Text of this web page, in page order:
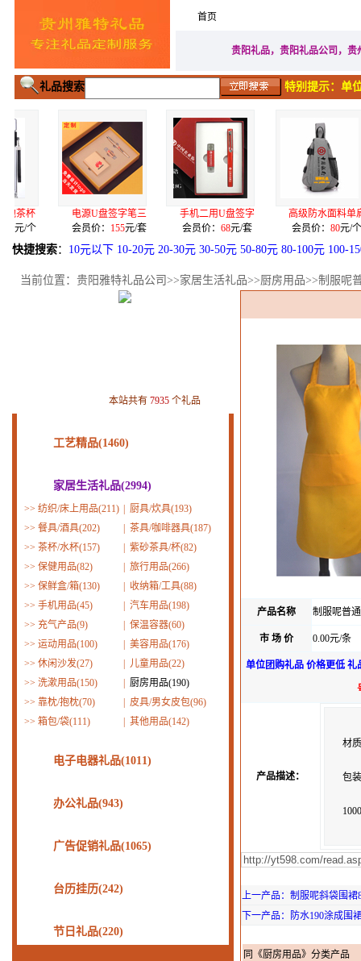
首页
贵阳礼品，贵阳礼品公司，
礼品搜索 特别提示：单
源U盘签字笔三
员价：155
手机二用U盘签字
会员价：68
高级防水面料单肩
会员价：
一级骨
会员价：
快捷搜索： 10元以下 10-20元 20-30元 30-50元 50-80元 80-100元 100-
当前位置： 贵阳雅特礼品公司 >>家居生活礼品>>厨房用品>>制服呢
产品名称 制服呢普
市 场 价 0.00元/条
单位团购礼品 价格更低 礼
产品描述：
材
包
上一产品：制服呢斜袋围裙
下一产品：防水190涂成围
同《厨房用品》分类产品
本站共有 7935 个礼品
工艺精品(1460)
家居生活礼品(2994)
>> 纺织/床上用品(211)
厨具/炊具(193)
>> 餐具/酒具(202)
茶具/咖啡器具(187)
>> 茶杯/水杯(157)
紫砂茶具/杯(82)
>> 保健用品(82)
旅行用品(266)
>> 保鲜盒/箱(130)
收纳箱/工具(88)
>> 手机用品(45)
汽车用品(198)
>> 充气产品(9)
保温容器(60)
>> 运动用品(100)
美容用品(176)
>> 休闲沙发(27)
儿童用品(22)
>> 洗漱用品(150)
厨房用品(190)
>> 靠枕/抱枕(70)
皮具/男女皮包(96)
>> 箱包/袋(111) 其他用品(142)
电子电器礼品(1011)
办公礼品(943)
广告促销礼品(1065)
台历挂历(242)
节日礼品(220)